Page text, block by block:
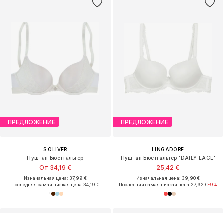
ПРЕДЛОЖЕНИЕ
S.OLIVER
Пуш-ап Бюстгальтер
От 34,19 €
Изначальная цена: 37,99 €
Последняя самая низкая цена:34,19 €
ПРЕДЛОЖЕНИЕ
LINGADORE
Пуш-ап Бюстгальтер 'DAILY LACE'
25,42 €
Изначальная цена: 39,90 €
Последняя самая низкая цена:27,92 €-9%